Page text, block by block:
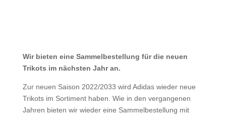
Wir bieten eine Sammelbestellung für die neuen
Trikots im nächsten Jahr an.
Zur neuen Saison 2022/2033 wird Adidas wieder neue
Trikots im Sortiment haben. Wie in den vergangenen
Jahren bieten wir wieder eine Sammelbestellung mit